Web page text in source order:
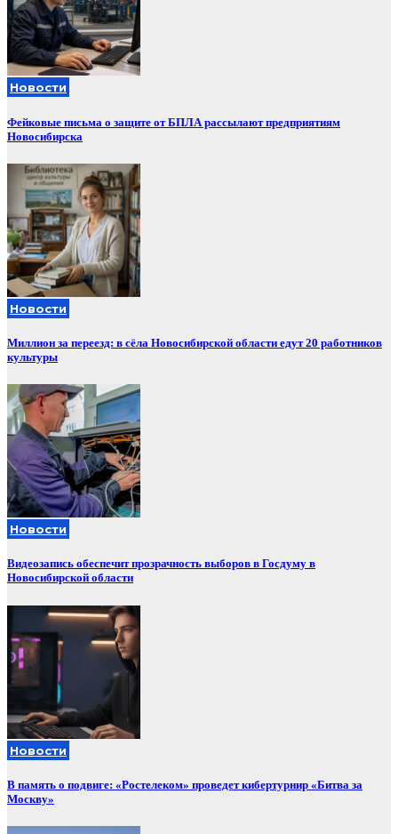
Новости
Фейковые письма о защите от БПЛА рассылают предприятиям
Новосибирска
Новости
Миллион за переезд: в сёла Новосибирской области едут 20 работников
культуры
Новости
Видеозапись обеспечит прозрачность выборов в Госдуму в
Новосибирской области
Новости
В память о подвиге: «Ростелеком» проведет кибертурнир «Битва за
Москву»